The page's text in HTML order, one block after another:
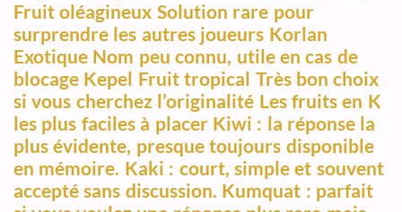
Fruit oléagineux Solution rare pour
surprendre les autres joueurs Korlan
Exotique Nom peu connu, utile en cas de
blocage Kepel Fruit tropical Très bon choix
si vous cherchez l’originalité Les fruits en K
les plus faciles à placer Kiwi : la réponse la
plus évidente, presque toujours disponible
en mémoire. Kaki : court, simple et souvent
accepté sans discussion. Kumquat : parfait